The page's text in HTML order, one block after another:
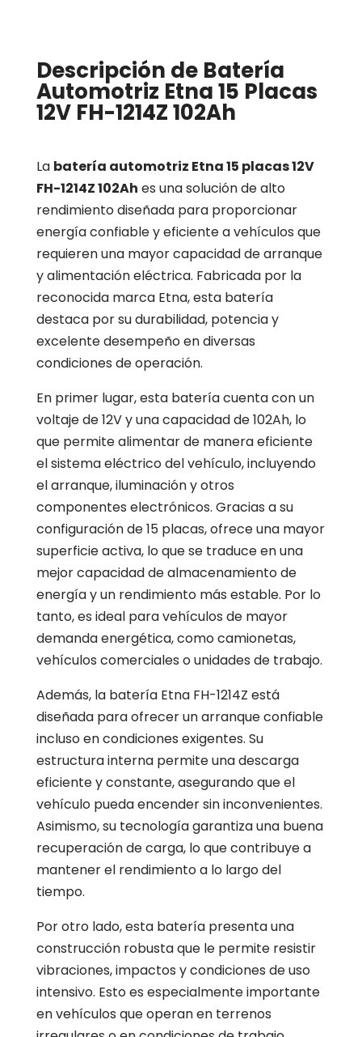
Descripción de Batería
Automotriz Etna 15 Placas
12V FH-1214Z 102Ah
La batería automotriz Etna 15 placas 12V
FH-1214Z 102Ah es una solución de alto
rendimiento diseñada para proporcionar
energía confiable y eficiente a vehículos que
requieren una mayor capacidad de arranque
y alimentación eléctrica. Fabricada por la
reconocida marca Etna, esta batería
destaca por su durabilidad, potencia y
excelente desempeño en diversas
condiciones de operación.
En primer lugar, esta batería cuenta con un
voltaje de 12V y una capacidad de 102Ah, lo
que permite alimentar de manera eficiente
el sistema eléctrico del vehículo, incluyendo
el arranque, iluminación y otros
componentes electrónicos. Gracias a su
configuración de 15 placas, ofrece una mayor
superficie activa, lo que se traduce en una
mejor capacidad de almacenamiento de
energía y un rendimiento más estable. Por lo
tanto, es ideal para vehículos de mayor
demanda energética, como camionetas,
vehículos comerciales o unidades de trabajo.
Además, la batería Etna FH-1214Z está
diseñada para ofrecer un arranque confiable
incluso en condiciones exigentes. Su
estructura interna permite una descarga
eficiente y constante, asegurando que el
vehículo pueda encender sin inconvenientes.
Asimismo, su tecnología garantiza una buena
recuperación de carga, lo que contribuye a
mantener el rendimiento a lo largo del
tiempo.
Por otro lado, esta batería presenta una
construcción robusta que le permite resistir
vibraciones, impactos y condiciones de uso
intensivo. Esto es especialmente importante
en vehículos que operan en terrenos